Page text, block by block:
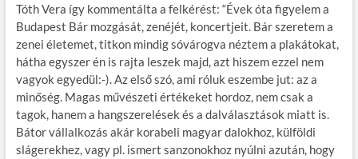
Tóth Vera így kommentálta a felkérést: “Évek óta figyelem a
Budapest Bár mozgását, zenéjét, koncertjeit. Bár szeretem a
zenei életemet, titkon mindig sóvárogva néztem a plakátokat,
hátha egyszer én is rajta leszek majd, azt hiszem ezzel nem
vagyok egyedül:-). Az első szó, ami róluk eszembe jut: az a
minőség. Magas művészeti értékeket hordoz, nem csak a
tagok, hanem a hangszerelések és a dalválasztások miatt is.
Bátor vállalkozás akár korabeli magyar dalokhoz, külföldi
slágerekhez, vagy pl. ismert sanzonokhoz nyúlni azután, hogy